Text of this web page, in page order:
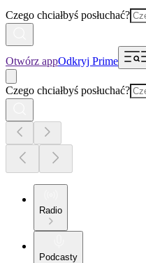
Czego chciałbyś posłuchać?
Otwórz appOdkryj Prime
Czego chciałbyś posłuchać?
Radio
Podcasty